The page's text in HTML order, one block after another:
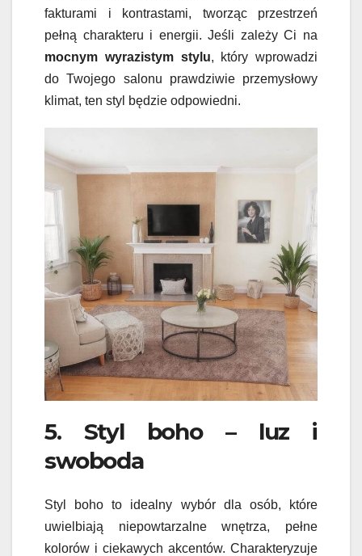
fakturami i kontrastami, tworząc przestrzeń
pełną charakteru i energii. Jeśli zależy Ci na
mocnym wyrazistym stylu, który wprowadzi
do Twojego salonu prawdziwie przemysłowy
klimat, ten styl będzie odpowiedni.
5. Styl boho – luz i
swoboda
Styl boho to idealny wybór dla osób, które
uwielbiają niepowtarzalne wnętrza, pełne
kolorów i ciekawych akcentów. Charakteryzuje